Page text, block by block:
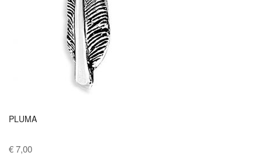
PLUMA
€ 7,00